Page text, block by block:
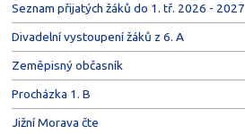
Seznam přijatých žáků do 1. tř. 2026 - 2027
Divadelní vystoupení žáků z 6. A
Zeměpisný občasník
Procházka 1. B
Jižní Morava čte